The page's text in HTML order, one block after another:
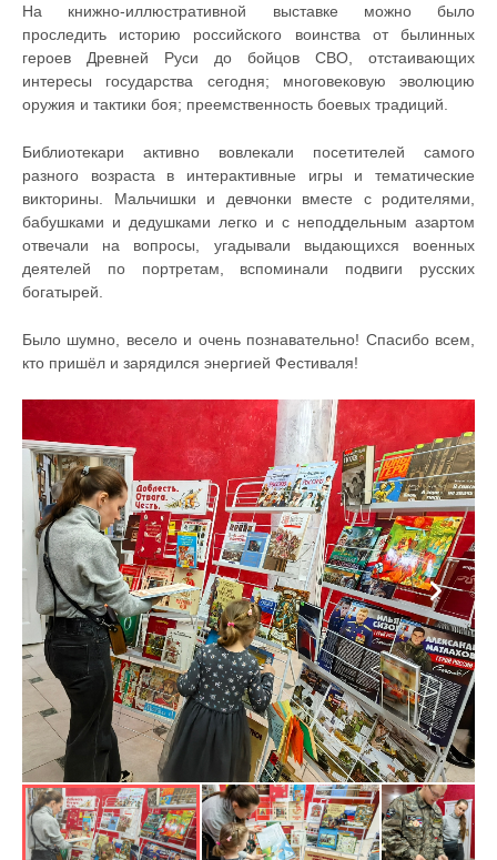
На книжно-иллюстративной выставке можно было
проследить историю российского воинства от былинных
героев Древней Руси до бойцов СВО, отстаивающих
интересы государства сегодня; многовековую эволюцию
оружия и тактики боя; преемственность боевых традиций.
Библиотекари активно вовлекали посетителей самого
разного возраста в интерактивные игры и тематические
викторины. Мальчишки и девчонки вместе с родителями,
бабушками и дедушками легко и с неподдельным азартом
отвечали на вопросы, угадывали выдающихся военных
деятелей по портретам, вспоминали подвиги русских
богатырей.
Было шумно, весело и очень познавательно! Спасибо всем,
кто пришёл и зарядился энергией Фестиваля!